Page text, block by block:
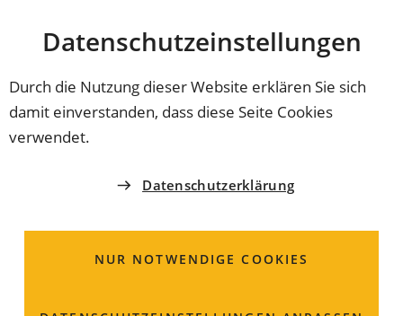
Datenschutz­einstellungen
Durch die Nutzung dieser Website erklären Sie sich
damit einverstanden, dass diese Seite Cookies
verwendet.
Datenschutzerklärung
NUR NOTWENDIGE COOKIES
INHALT ANSPRINGEN
Coburg
REFERAT 4 - RESSOURCENREFERAT
Stadt und Landkreis